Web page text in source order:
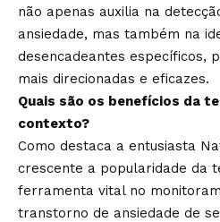
não apenas auxilia na
ansiedade, mas também na
desencadeantes específicos,
mais direcionadas e eficazes.
Quais são os benefícios da
contexto?
Como destaca a entusiasta
crescente a popularidade da
ferramenta vital no
transtorno de ansiedade de